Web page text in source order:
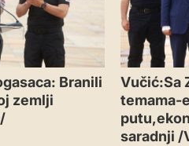
Branili
zemlji
Vučić:Sa
temama-
saradnji /